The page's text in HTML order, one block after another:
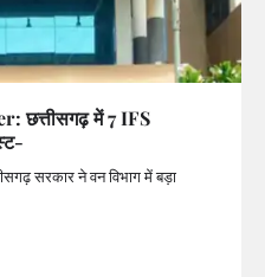
छत्तीसगढ़ में 7 IFS
सरकार ने वन विभाग में बड़ा